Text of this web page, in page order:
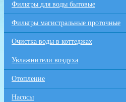
Фильтры для воды бытовые
Фильтры магистральные проточные
Очистка воды в коттеджах
Увлажнители воздуха
Отопление
Насосы